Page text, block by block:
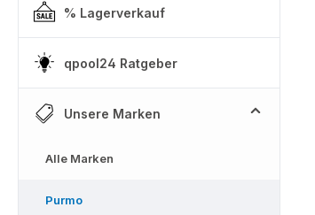
% Lagerverkauf
qpool24 Ratgeber
Unsere Marken
Alle Marken
Purmo